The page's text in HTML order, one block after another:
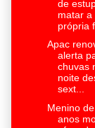
de
matar a
própria
Apac
alerta
chuvas
noite
sext...
Menino
anos